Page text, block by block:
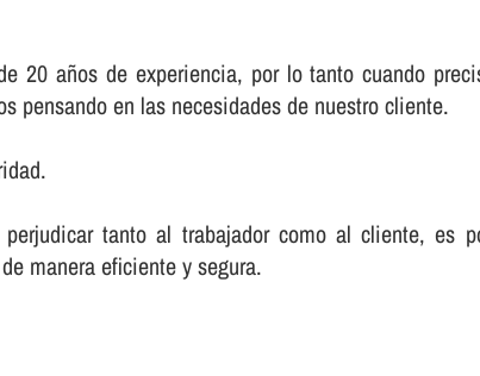
20 años de experiencia, por lo tanto cuando
pensando en las necesidades de nuestro cliente.
tanto al trabajador como al cliente, es
manera eficiente y segura.